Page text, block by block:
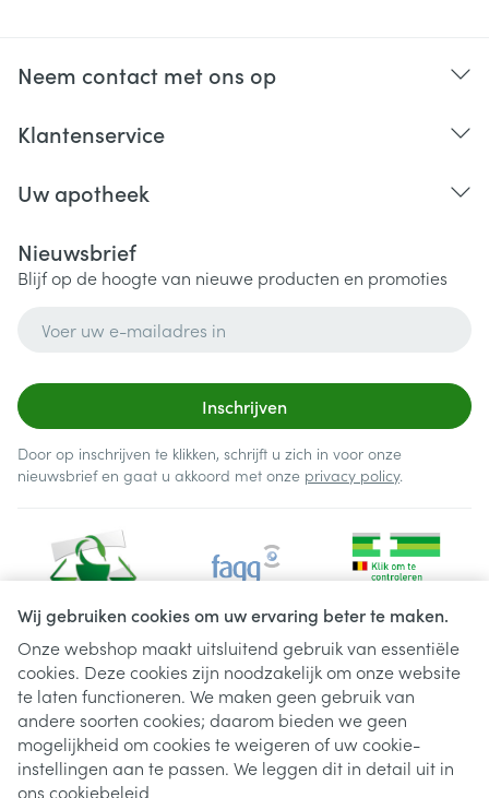
Wij gebruiken cookies om uw ervaring beter te maken.
Onze webshop maakt uitsluitend gebruik van essentiële
cookies. Deze cookies zijn noodzakelijk om onze website
te laten functioneren. We maken geen gebruik van
andere soorten cookies; daarom bieden we geen
mogelijkheid om cookies te weigeren of uw cookie-
instellingen aan te passen. We leggen dit in detail uit in
ons cookiebeleid
Neem contact met ons op
Klantenservice
Uw apotheek
Nieuwsbrief
Blijf op de hoogte van nieuwe producten en promoties
Inschrijven
Door op inschrijven te klikken, schrijft u zich in voor onze
nieuwsbrief en gaat u akkoord met onze privacy policy.
Juridische links